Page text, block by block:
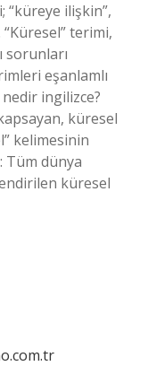
“küreye ilişkin”,
terimi,
sorunları
eşanlamlı
ingilizce?
küresel
kelimesinin
Tüm dünya
küresel